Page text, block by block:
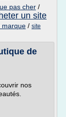
pas cher /
un site
marque / site
de
nos